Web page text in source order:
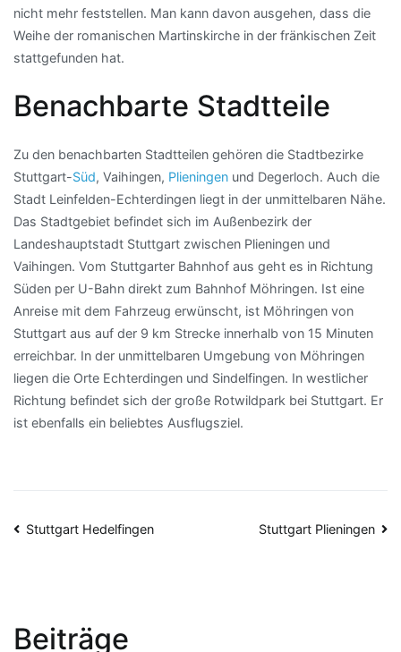
nicht mehr feststellen. Man kann davon ausgehen, dass die
Weihe der romanischen Martinskirche in der fränkischen Zeit
stattgefunden hat.
Benachbarte Stadtteile
Zu den benachbarten Stadtteilen gehören die Stadtbezirke
Stuttgart-Süd, Vaihingen, Plieningen und Degerloch. Auch die
Stadt Leinfelden-Echterdingen liegt in der unmittelbaren Nähe.
Das Stadtgebiet befindet sich im Außenbezirk der
Landeshauptstadt Stuttgart zwischen Plieningen und
Vaihingen. Vom Stuttgarter Bahnhof aus geht es in Richtung
Süden per U-Bahn direkt zum Bahnhof Möhringen. Ist eine
Anreise mit dem Fahrzeug erwünscht, ist Möhringen von
Stuttgart aus auf der 9 km Strecke innerhalb von 15 Minuten
erreichbar. In der unmittelbaren Umgebung von Möhringen
liegen die Orte Echterdingen und Sindelfingen. In westlicher
Richtung befindet sich der große Rotwildpark bei Stuttgart. Er
ist ebenfalls ein beliebtes Ausflugsziel.
Beitragsnavigation
Stuttgart Hedelfingen Stuttgart Plieningen
Beiträge